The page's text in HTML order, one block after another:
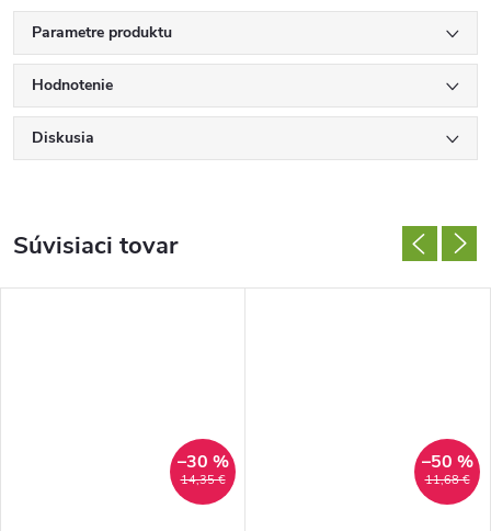
Parametre produktu
Hodnotenie
Diskusia
Súvisiaci tovar
14,35 €
–30 %
11,68 €
–50 %